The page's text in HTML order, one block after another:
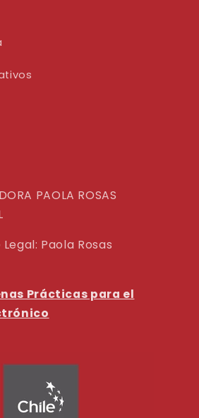
PAOLA ROSAS
Paola Rosas
Prácticas para el